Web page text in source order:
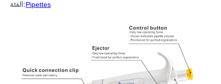
الفئة:Pipettes